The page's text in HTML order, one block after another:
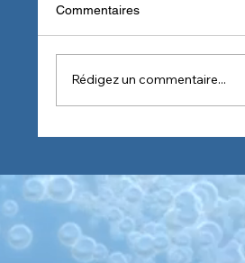
professionnelle
Commentaires
Rédigez un commentaire...